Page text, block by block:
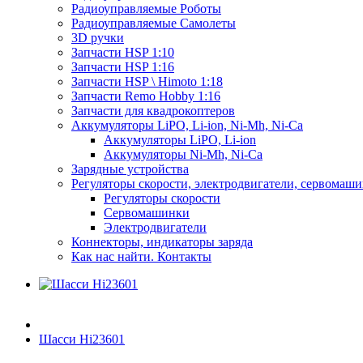
Радиоуправляемые Роботы
Радиоуправляемые Самолеты
3D ручки
Запчасти HSP 1:10
Запчасти HSP 1:16
Запчасти HSP \ Himoto 1:18
Запчасти Remo Hobby 1:16
Запчасти для квадрокоптеров
Аккумуляторы LiPO, Li-ion, Ni-Mh, Ni-Ca
Аккумуляторы LiPO, Li-ion
Аккумуляторы Ni-Mh, Ni-Ca
Зарядные устройства
Регуляторы скорости, электродвигатели,
Регуляторы скорости
Сервомашинки
Электродвигатели
Коннекторы, индикаторы заряда
Как нас найти. Контакты
Шасси Hi23601